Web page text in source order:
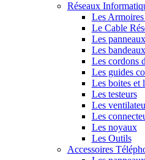
Réseaux
Les Armoires
Le Cable
Les
Les
Les cordons
Les guides
Les boites et
Les testeurs
Les
Les
Les noyaux
Les Outils
Accessoires